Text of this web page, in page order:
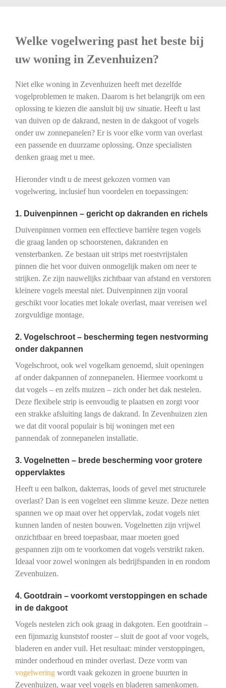
Welke vogelwering past het beste bij
uw woning in Zevenhuizen?
Niet elke woning in Zevenhuizen heeft met dezelfde
vogelproblemen te maken. Daarom is het belangrijk om een
oplossing te kiezen die aansluit bij uw situatie. Heeft u last
van duiven op de dakrand, nesten in de dakgoot of vogels
onder uw zonnepanelen? Er is voor elke vorm van overlast
een passende en duurzame oplossing. Onze specialisten
denken graag met u mee.
Hieronder vindt u de meest gekozen vormen van
vogelwering, inclusief hun voordelen en toepassingen:
1. Duivenpinnen – gericht op dakranden en richels
Duivenpinnen vormen een effectieve barrière tegen vogels
die graag landen op schoorstenen, dakranden en
vensterbanken. Ze bestaan uit strips met roestvrijstalen
pinnen die het voor duiven onmogelijk maken om neer te
strijken. Ze zijn nauwelijks zichtbaar van afstand en verstoren
kleinere vogels meestal niet. Duivenpinnen zijn vooral
geschikt voor locaties met lokale overlast, maar vereisen wel
zorgvuldige montage.
2. Vogelschroot – bescherming tegen nestvorming
onder dakpannen
Vogelschroot, ook wel vogelkam genoemd, sluit openingen
af onder dakpannen of zonnepanelen. Hiermee voorkomt u
dat vogels – en zelfs muizen – zich onder het dak nestelen.
Deze flexibele strip is eenvoudig te plaatsen en zorgt voor
een strakke afsluiting langs de dakrand. In Zevenhuizen zien
we dat dit vooral populair is bij woningen met een
pannendak of zonnepanelen installatie.
3. Vogelnetten – brede bescherming voor grotere
oppervlaktes
Heeft u een balkon, dakterras, loods of gevel met structurele
overlast? Dan is een vogelnet een slimme keuze. Deze netten
spannen we op maat over het oppervlak, zodat vogels niet
kunnen landen of nesten bouwen. Vogelnetten zijn vrijwel
onzichtbaar en breed toepasbaar, maar moeten goed
gespannen zijn om te voorkomen dat vogels verstrikt raken.
Ideaal voor zowel woningen als bedrijfspanden in en rondom
Zevenhuizen.
4. Gootdrain – voorkomt verstoppingen en schade
in de dakgoot
Vogels nestelen zich ook graag in dakgoten. Een gootdrain –
een fijnmazig kunststof rooster – sluit de goot af voor vogels,
bladeren en ander vuil. Het resultaat: minder verstoppingen,
minder onderhoud en minder overlast. Deze vorm van
vogelweringwordt vaak gekozen in groene buurten in
Zevenhuizen, waar veel vogels en bladeren samenkomen.